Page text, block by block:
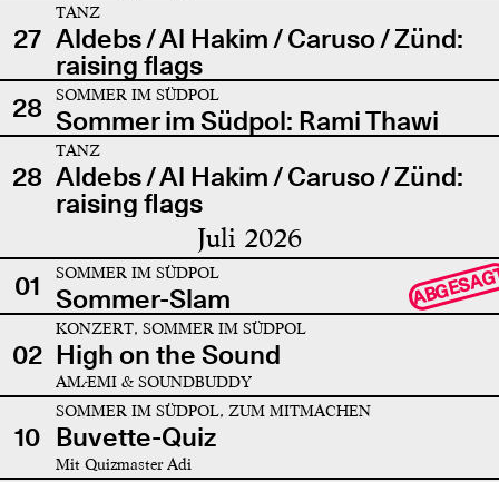
27
TANZ
Aldebs / Al Hakim / Caruso / Zünd:
raising flags
28
SOMMER IM SÜDPOL
Sommer im Südpol: Rami Thawi
28
TANZ
Aldebs / Al Hakim / Caruso / Zünd:
raising flags
Juli 2026
01 SOMMER IM SÜDPOL
Sommer-Slam
02
KONZERT, SOMMER IM SÜDPOL
High on the Sound
AMÆMI & SOUNDBUDDY
10
SOMMER IM SÜDPOL, ZUM MITMACHEN
Buvette-Quiz
Mit Quizmaster Adi